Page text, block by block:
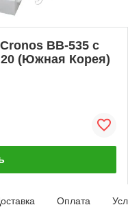
BB-535 с
20 (Южная Корея)
Оплата